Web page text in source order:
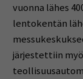
vuonna lähes
lentokentän
järjestettiin